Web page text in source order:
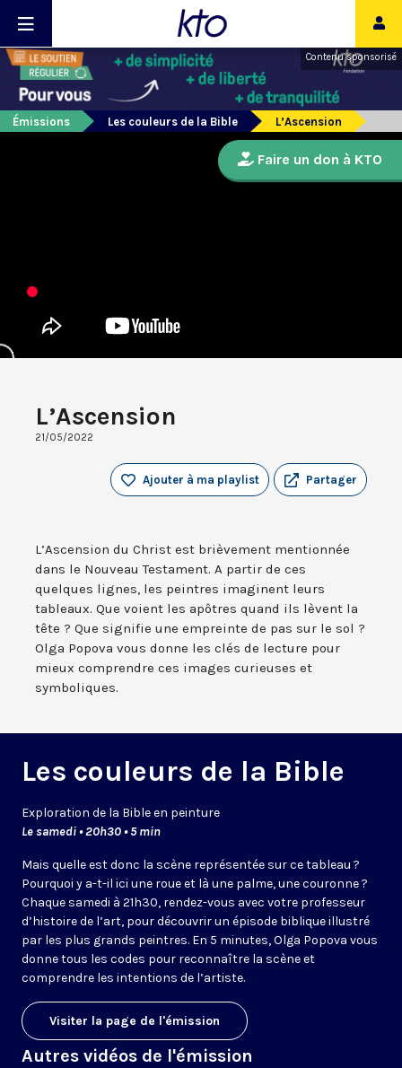
Contenu sponsorisé
Émissions Les couleurs de la Bible L’Ascension
L’Ascension
21/05/2022
Partager
Ajouter à ma playlist
L’Ascension du Christ est brièvement mentionnée
dans le Nouveau Testament. A partir de ces
quelques lignes, les peintres imaginent leurs
tableaux. Que voient les apôtres quand ils lèvent la
tête ? Que signifie une empreinte de pas sur le sol ?
Olga Popova vous donne les clés de lecture pour
mieux comprendre ces images curieuses et
symboliques.
Les couleurs de la Bible
Exploration de la Bible en peinture
Le samedi • 20h30 • 5 min
Mais quelle est donc la scène représentée sur ce tableau ?
Pourquoi y a-t-il ici une roue et là une palme, une couronne ?
Chaque samedi à 21h30, rendez-vous avec votre professeur
d’histoire de l’art, pour découvrir un épisode biblique illustré
par les plus grands peintres. En 5 minutes, Olga Popova vous
donne tous les codes pour reconnaître la scène et
comprendre les intentions de l’artiste.
Visiter la page de l'émission
Autres vidéos de l'émission
Faire un don à KTO